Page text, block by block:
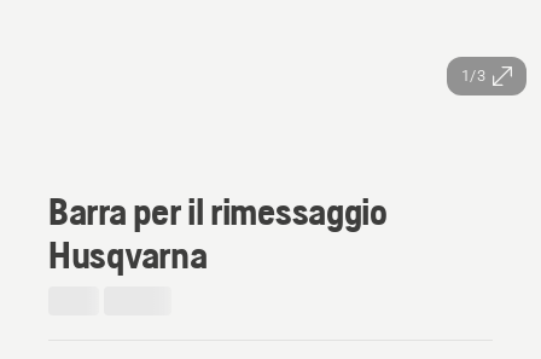
1/3
Barra per il rimessaggio
Husqvarna